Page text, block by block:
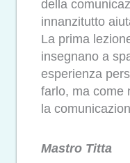
della
innanzitutto
La prima
insegnano a
esperienza
farlo, ma come
la
Mastro Titta